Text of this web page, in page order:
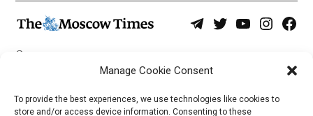
Manage Cookie Consent
To provide the best experiences, we use technologies like cookies to
store and/or access device information. Consenting to these
Telegram
TwitterYouTubeInstagram
О нас
Политика конфиденциальности